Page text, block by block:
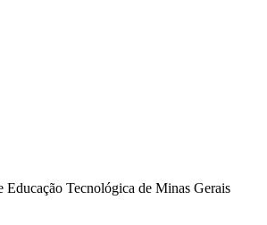
Tecnológica de Minas Gerais